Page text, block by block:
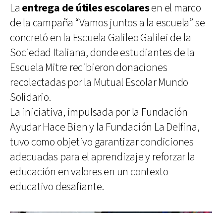
La entrega de útiles escolaresen el marco
de la campaña “Vamos juntos a la escuela” se
concretó en la Escuela Galileo Galilei de la
Sociedad Italiana, donde estudiantes de la
Escuela Mitre recibieron donaciones
recolectadas por la Mutual Escolar Mundo
Solidario.
La iniciativa, impulsada por la Fundación
Ayudar Hace Bien y la Fundación La Delfina,
tuvo como objetivo garantizar condiciones
adecuadas para el aprendizaje y reforzar la
educación en valores en un contexto
educativo desafiante.